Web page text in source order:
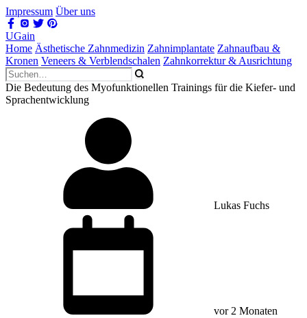
Impressum Über uns
UGain
Home Ästhetische Zahnmedizin Zahnimplantate Zahnaufbau &
Kronen Veneers & Verblendschalen Zahnkorrektur & Ausrichtung
Die Bedeutung des Myofunktionellen Trainings für die Kiefer- und
Sprachentwicklung
Lukas Fuchs
vor 2 Monaten